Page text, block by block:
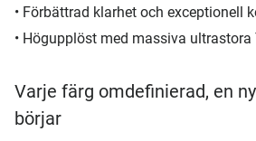
• Förbättrad klarhet och exceptionell
• Högupplöst med massiva ultrastora
Varje färg omdefinierad, en
börjar